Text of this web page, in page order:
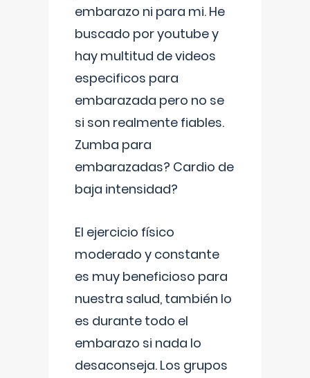
embarazo ni para mi. He
buscado por youtube y
hay multitud de videos
especificos para
embarazada pero no se
si son realmente fiables.
Zumba para
embarazadas? Cardio de
baja intensidad?
El ejercicio físico
moderado y constante
es muy beneficioso para
nuestra salud, también lo
es durante todo el
embarazo si nada lo
desaconseja. Los grupos